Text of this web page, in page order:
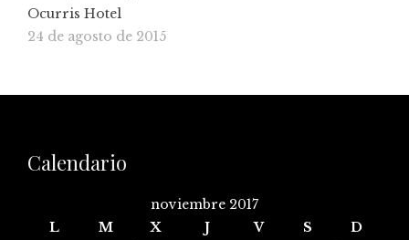
Ocurris Hotel
24 de agosto de 2015
Calendario
noviembre 2017
L
M X J V S
D